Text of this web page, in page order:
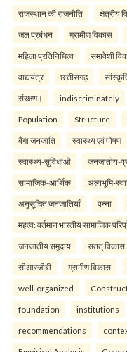
राजस्थान की राजनीति क्षेत्रीय
जल प्रबंधन ग्रामीण विकास
महिला प्रतिनिधित्व समावेशी
वाद्ययंत्र छत्तीसगढ़
संरक्षण। indiscriminately
Population Structure
बैगा जनजाति स्वास्थ्य एवं पोषण
स्वास्थ्य-सुविधाओं जनजातीय-
सामाजिक-आर्थिक अल्पभूमि-
अनुसूचित जनजातियाँ पन्ना
महत्व: वर्तमान भारतीय सामाजिक
जनजातीय समुदाय सतत् विकास
सीआरजीबी ग्रामीण विकास
well-organized
foundation institutions
recommendations